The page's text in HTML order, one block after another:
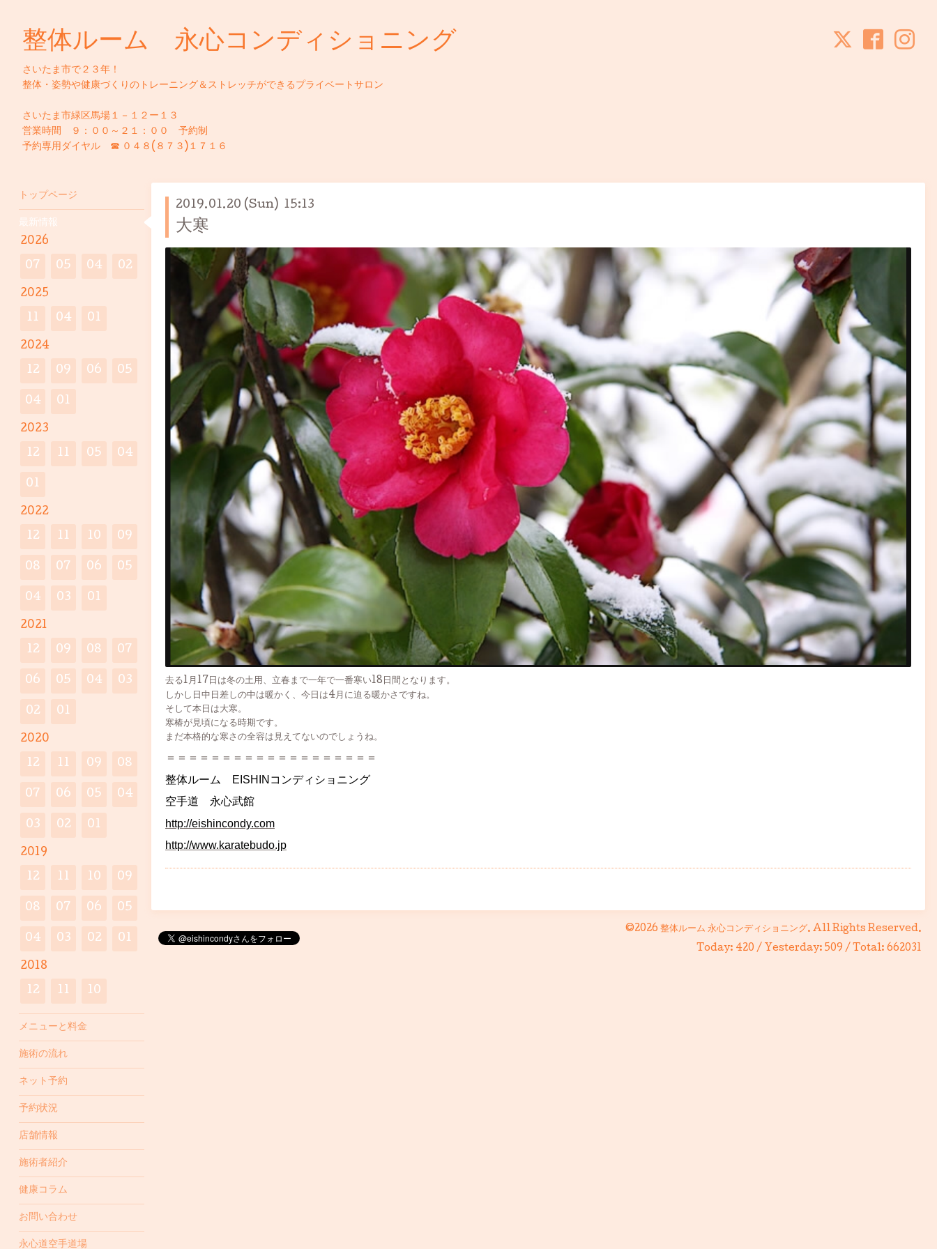
整体ルーム 永心コンディショニング
さいたま市で２３年！
整体・姿勢や健康づくりのトレーニング＆ストレッチができるプライベートサロン
さいたま市緑区馬場１－１２ー１３
営業時間 ９：００～２１：００ 予約制
予約専用ダイヤル ☎ ０４８(８７３)１７１６
2019.01.20 (Sun) 15:13
大寒
去る1月17日は冬の土用、立春まで一年で一番寒い18日間となります。
しかし日中日差しの中は暖かく、今日は4月に迫る暖かさですね。
そして本日は大寒。
寒椿が見頃になる時期です。
まだ本格的な寒さの全容は見えてないのでしょうね。
＝＝＝＝＝＝＝＝＝＝＝＝＝＝＝＝＝＝＝
整体ルーム EISHINコンディショニング
空手道 永心武館
http://eishincondy.com
http://www.karatebudo.jp
©2026 整体ルーム 永心コンディショニング. All Rights Reserved.
Today: 420 / Yesterday: 509 / Total: 662031
トップページ
最新情報
2026
07 05 04 02
2025
11 04 01
2024
12 09 06 05
04 01
2023
12 11 05 04
01
2022
12 11 10 09
08 07 06 05
04 03 01
2021
12 09 08 07
06 05 04 03
02 01
2020
12 11 09 08
07 06 05 04
03 02 01
2019
12 11 10 09
08 07 06 05
04 03 02 01
2018
12 11 10
メニューと料金
施術の流れ
ネット予約
予約状況
店舗情報
施術者紹介
健康コラム
お問い合わせ
永心道空手道場